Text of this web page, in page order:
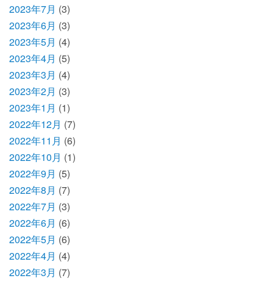
2023年7月 (3)
2023年6月 (3)
2023年5月 (4)
2023年4月 (5)
2023年3月 (4)
2023年2月 (3)
2023年1月 (1)
2022年12月 (7)
2022年11月 (6)
2022年10月 (1)
2022年9月 (5)
2022年8月 (7)
2022年7月 (3)
2022年6月 (6)
2022年5月 (6)
2022年4月 (4)
2022年3月 (7)